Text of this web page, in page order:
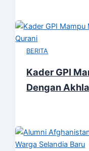
BERITA
Kader GPI
Dengan